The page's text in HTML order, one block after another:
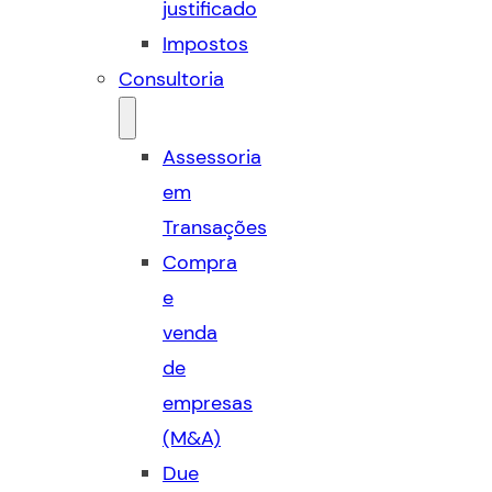
justificado
Impostos
Consultoria
Assessoria
em
Transações
Compra
e
venda
de
empresas
(M&A)
Due